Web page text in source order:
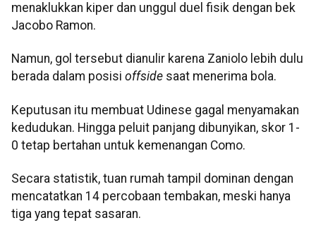
menaklukkan kiper dan unggul duel fisik dengan bek
Jacobo Ramon.
Namun, gol tersebut dianulir karena Zaniolo lebih dulu
berada dalam posisi offside saat menerima bola.
Keputusan itu membuat Udinese gagal menyamakan
kedudukan. Hingga peluit panjang dibunyikan, skor 1-
0 tetap bertahan untuk kemenangan Como.
Secara statistik, tuan rumah tampil dominan dengan
mencatatkan 14 percobaan tembakan, meski hanya
tiga yang tepat sasaran.